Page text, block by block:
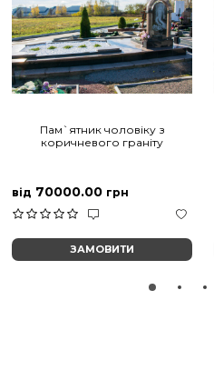
Пам`ятник чоловіку з
коричневого граніту
від 70000.00 грн
ЗАМОВИТИ